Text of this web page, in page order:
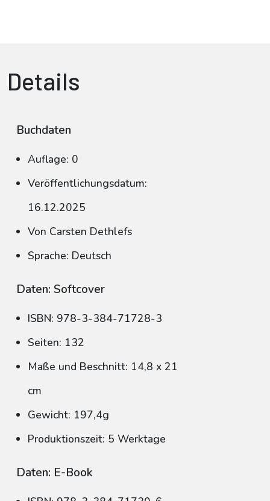
Details
Buchdaten
Auflage: 0
Veröffentlichungsdatum:
16.12.2025
Von Carsten Dethlefs
Sprache: Deutsch
Daten: Softcover
ISBN: 978-3-384-71728-3
Seiten: 132
Maße und Beschnitt: 14,8 x 21
cm
Gewicht: 197,4g
Produktionszeit: 5 Werktage
Daten: E-Book